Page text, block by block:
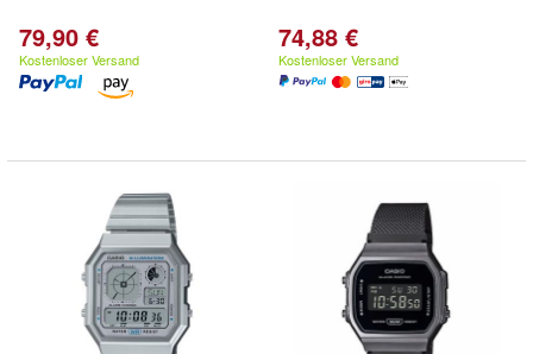
79,90 €
Kostenloser Versand
74,88 €
Kostenloser Versand